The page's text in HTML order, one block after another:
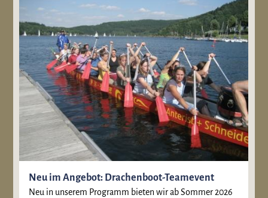
Neu im Angebot: Drachenboot-Teamevent
Neu in unserem Programm bieten wir ab Sommer 2026